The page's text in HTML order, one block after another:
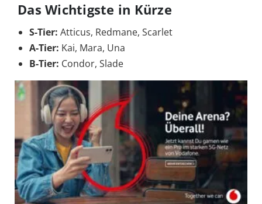
Das Wichtigste in Kürze
S-Tier: Atticus, Redmane, Scarlet
A-Tier: Kai, Mara, Una
B-Tier: Condor, Slade